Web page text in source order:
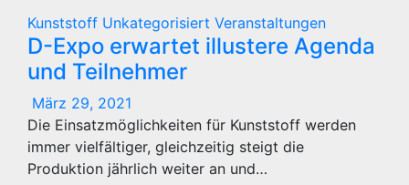
Kunststoff Unkategorisiert Veranstaltungen
D-Expo erwartet illustere Agenda
und Teilnehmer
März 29, 2021
Die Einsatzmöglichkeiten für Kunststoff werden
immer vielfältiger, gleichzeitig steigt die
Produktion jährlich weiter an und…